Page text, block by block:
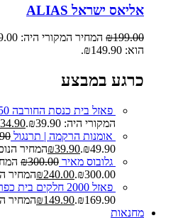
אליאס ישראל ALIAS
₪199.00 המחיר המקורי היה: ₪199.00.
הוא: ₪149.90.
כרגע במבצע
פאזל בית כנסת החורבה 250 חלקים
המקורי היה: ₪39.90.
34.90
אומנות הרקמה | תרנגול
₪49.90.
₪39.90
המחיר הנוכחי
גלובוס מאיר
₪300.00
₪300.00.
₪240.00
המחיר
פאזל 2000 חלקים בית כפרי
₪169.90.
₪149.90
המחיר
מחנאות